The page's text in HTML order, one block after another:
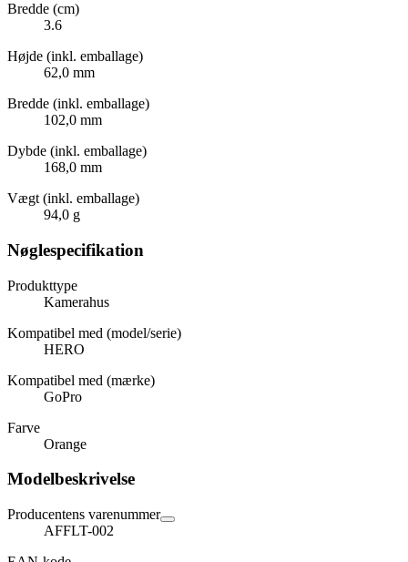
Bredde (cm)
3.6
Højde (inkl. emballage)
62,0 mm
Bredde (inkl. emballage)
102,0 mm
Dybde (inkl. emballage)
168,0 mm
Vægt (inkl. emballage)
94,0 g
Nøglespecifikation
Produkttype
Kamerahus
Kompatibel med (model/serie)
HERO
Kompatibel med (mærke)
GoPro
Farve
Orange
Modelbeskrivelse
Producentens varenummer
AFFLT-002